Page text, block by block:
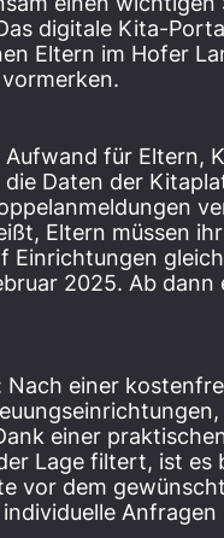
digitale Kita-
Eltern im Hofer
für Eltern,
Daten der
Eltern müssen
Einrichtungen
2025. Ab
einer
einer
Lage filtert, ist es
vor dem
Anfragen